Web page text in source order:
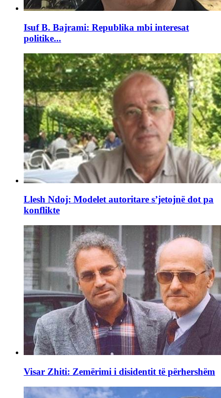
Isuf B. Bajrami: Republika mbi interesat
politike...
Llesh Ndoj: Modelet autoritare s’jetojnë dot pa
konflikte
Visar Zhiti: Zemërimi i disidentit të përhershëm